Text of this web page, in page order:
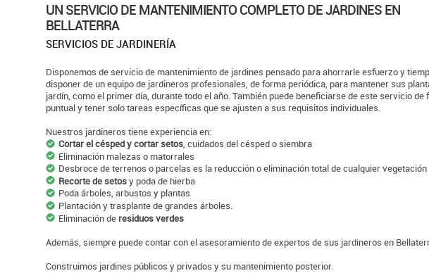
UN SERVICIO DE MANTENIMIENTO COMPLETO DE JARDINES EN
BELLATERRA
SERVICIOS DE JARDINERÍA
Disponemos de servicio de mantenimiento de jardines pensado para ahorrarle esfuerzo y
disponer de un equipo de jardineros profesionales, de forma periódica, para mantener sus
jardín, como el primer día, durante todo el año. También puede beneficiarse de este servicio de
puntual y tener solo tareas específicas que se ajusten a sus requisitos individuales.
Nuestros jardineros tiene experiencia en:
Cortar el césped y cortar setos, cuidados del césped o siembra
Eliminación malezas o matorrales
Desbroce de terrenos o parcelas es la reducción o eliminación total de cualquier vegetación
Recorte de setosy poda de hierba
Poda árboles, arbustos y plantas
Plantación y trasplante de grandes árboles.
Eliminación de residuos verdes
Además, siempre puede contar con el asesoramiento de expertos de sus jardineros en
Construimos jardines públicos y privados y su mantenimiento posterior.